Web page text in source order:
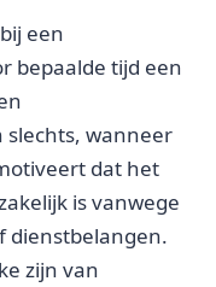
een
bepaalde tijd een
slechts, wanneer
dat het
is vanwege
dienstbelangen.
zijn van